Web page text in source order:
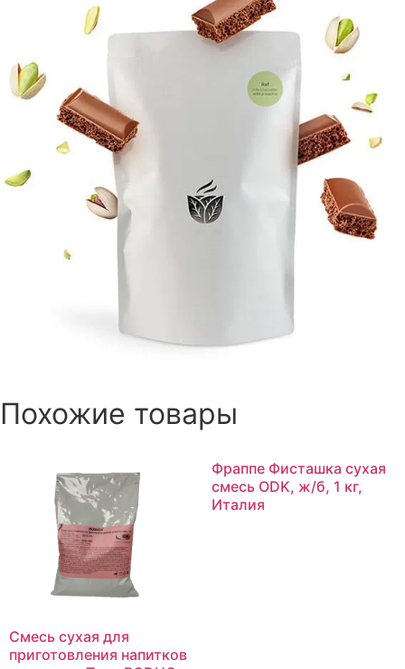
Похожие товары
Смесь сухая для
приготовления напитков
Фраппе Фисташка сухая
смесь ODK, ж/б, 1 кг,
Италия